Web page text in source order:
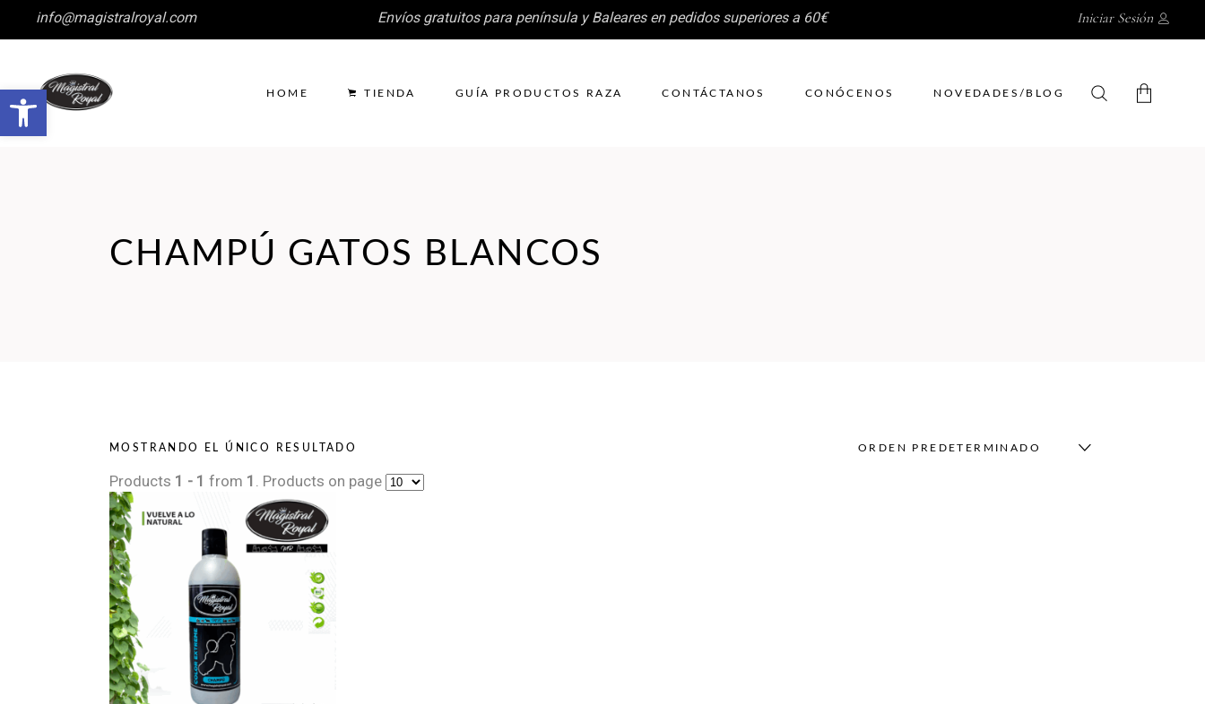
Abrir barra de herramientas
info@magistralroyal.com Envíos gratuitos para península y Baleares en pedidos superiores a 60€ Iniciar Sesión
HOME TIENDA GUÍA PRODUCTOS RAZA CONTÁCTANOS CONÓCENOS NOVEDADES/BLOG
CHAMPÚ GATOS BLANCOS
MOSTRANDO EL ÚNICO RESULTADO ORDEN PREDETERMINADO
Products 1 - 1 from 1 . Products on page